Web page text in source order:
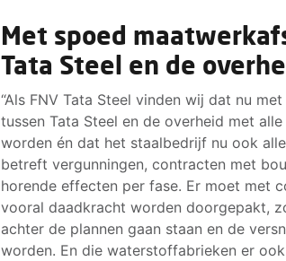
Met spoed
Tata Steel en de
“Als FNV Tata Steel vinden wij dat nu
tussen Tata Steel en de overheid met
worden én dat het staalbedrijf nu ook
betreft vergunningen, contracten met
horende effecten per fase. Er moet met
vooral daadkracht worden doorgepakt,
achter de plannen gaan staan en de
worden. En die waterstoffabrieken er